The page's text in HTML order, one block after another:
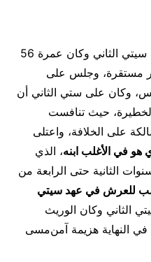
بعد وفاة مرنبتاح، تولى الحكم ابنه سيتي الثاني وكان عمرة 56
مستقرة، وجلس على
وكان على ستي الثاني أن
حيث تنافست
على الخلافة، واعتلى
هو في الأغلب ابنه، الذي
الثانية حتى الرابعة من
للعرش في عهد سيتي
الثاني وكان الوريث
في النهاية هزيمة آمن‌مسى